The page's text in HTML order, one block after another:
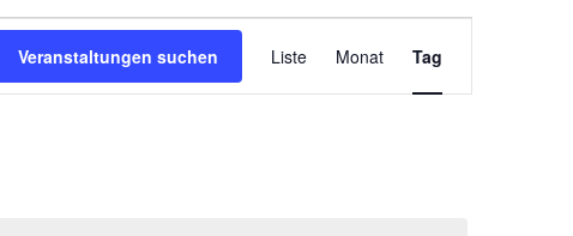
Veranstaltungen suchen
Veranstaltung
Ansichten-
Navigation
Liste Monat Tag